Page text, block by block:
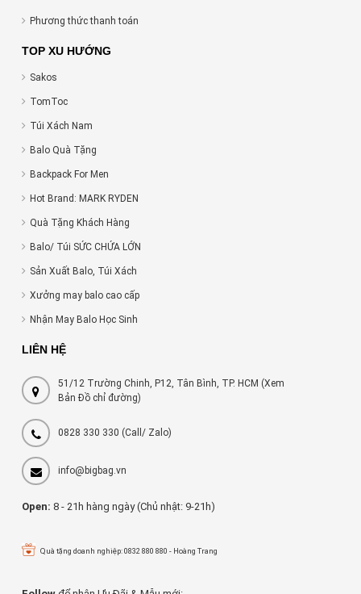
Phương thức thanh toán
TOP XU HƯỚNG
Sakos
TomToc
Túi Xách Nam
Balo Quà Tặng
Backpack For Men
Hot Brand: MARK RYDEN
Quà Tặng Khách Hàng
Balo/ Túi SỨC CHỨA LỚN
Sản Xuất Balo, Túi Xách
Xưởng may balo cao cấp
Nhận May Balo Học Sinh
LIÊN HỆ
51/12 Trường Chinh, P12, Tân Bình, TP. HCM (Xem
Bản Đồ chỉ đường)
0828 330 330 (Call/ Zalo)
info@bigbag.vn
Open: 8 - 21h hàng ngày (Chủ nhật: 9-21h)
Quà tặng doanh nghiệp: 0832 880 880 - Hoàng Trang